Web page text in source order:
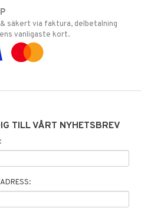
säkert via faktura, delbetalning
vanligaste kort.
TILL VÅRT NYHETSBREV